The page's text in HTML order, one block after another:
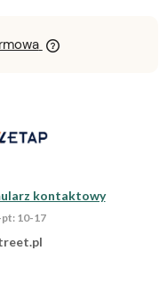
kontaktowy
10-17